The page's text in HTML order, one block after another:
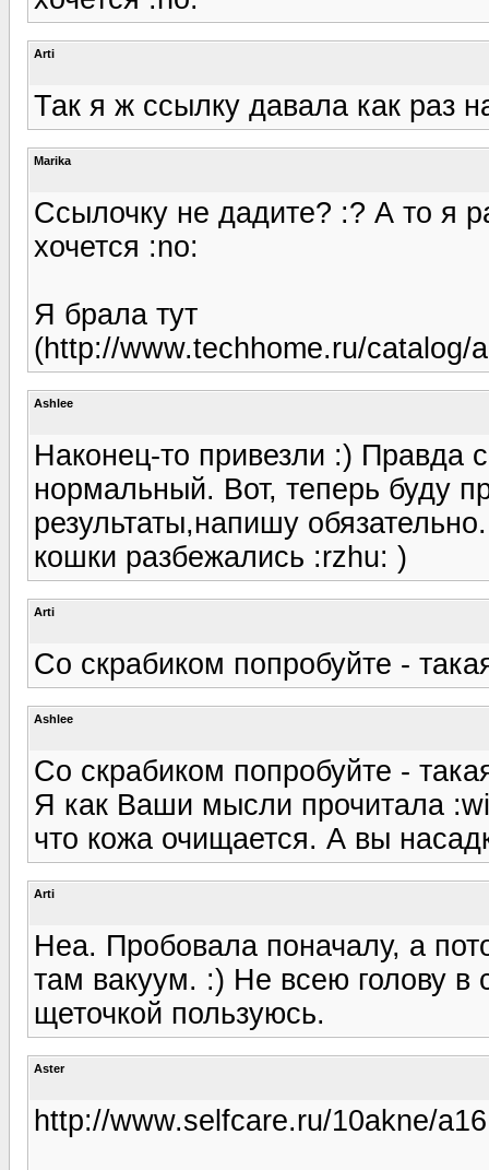
Arti
Так я ж ссылку давала как раз
Marika
Ссылочку не дадите? :? А то я
хочется :no:
Я брала тут
(http://www.techhome.ru/catalog/
Ashlee
Наконец-то привезли :) Правда
нормальный. Вот, теперь буду
результаты,напишу
кошки разбежались :rzhu: )
Arti
Со скрабиком попробуйте -
Ashlee
Со скрабиком попробуйте -
Я как Ваши мысли прочитала
что кожа очищается. А вы
Arti
Неа. Пробовала поначалу, а
там вакуум. :) Не всею голову в
щеточкой пользуюсь.
Aster
http://www.selfcare.ru/10akne/